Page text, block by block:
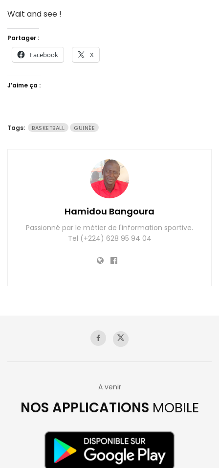
Wait and see !
Partager :
Facebook X
J’aime ça :
Tags: BASKETBALL GUINÉE
Hamidou Bangoura
Passionné par le métier de l'information sportive.
Tel (+224) 628 95 94 04
A venir
NOS APPLICATIONS MOBILE